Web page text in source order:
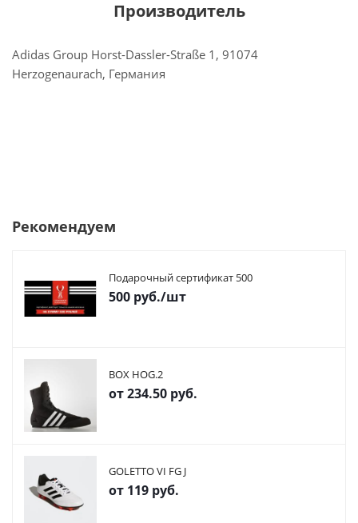
Производитель
Adidas Group Horst-Dassler-Straße 1, 91074
Herzogenaurach, Германия
Рекомендуем
Подарочный сертификат 500
500 руб./шт
BOX HOG.2
от234.50 руб.
GOLETTO VI FG J
от 119 руб.